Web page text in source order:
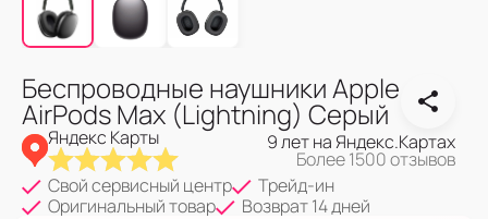
Беспроводные наушники Apple
AirPods Max (Lightning) Серый
Яндекс Карты 9 лет на Яндекс.Картах
Более 1500 отзывов
Свой сервисный центр
Трейд-ин
Оригинальный товар
Возврат 14 дней